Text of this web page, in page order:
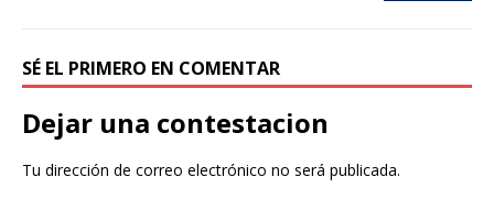
SÉ EL PRIMERO EN COMENTAR
Dejar una contestacion
Tu dirección de correo electrónico no será publicada.